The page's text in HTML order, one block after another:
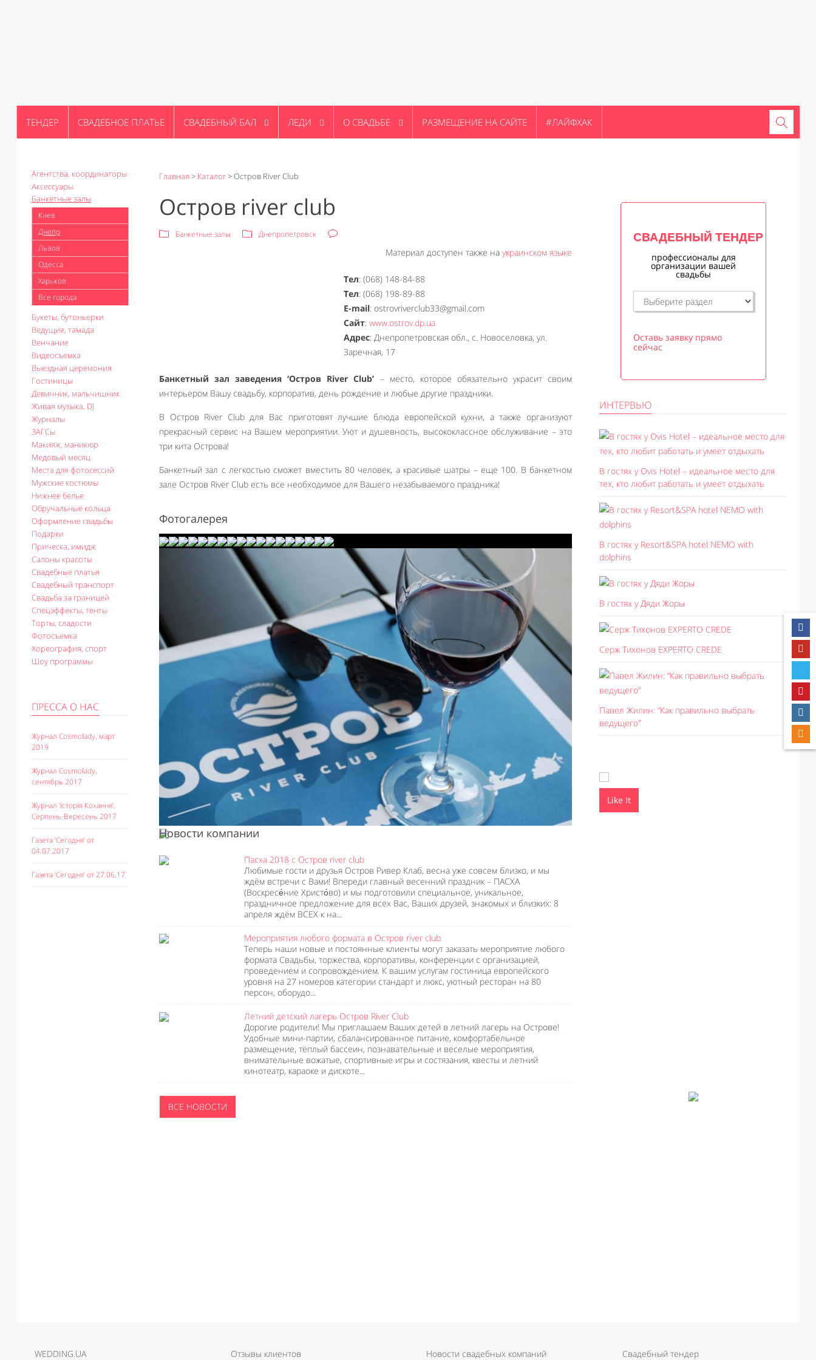
ТЕНДЕР СВАДЕБНОЕ ПЛАТЬЕ СВАДЕБНЫЙ БАЛ ЛЕДИ О СВАДЬБЕ РАЗМЕЩЕНИЕ НА САЙТЕ #ЛАЙФХАК
Агентства, координаторы
Аксессуары
Банкетные залы
Киев
Днепр
Львов
Одесса
Харьков
Все города
Букеты, бутоньерки
Ведущие, тамада
Венчание
Видеосъемка
Выездная церемония
Гостиницы
Девичник, мальчишник
Живая музыка, DJ
Журналы
ЗАГСы
Макияж, маникюр
Медовый месяц
Места для фотосессий
Мужские костюмы
Нижнее белье
Обручальные кольца
Оформление свадьбы
Подарки
Прическа, имидж
Салоны красоты
Свадебные платья
Свадебный транспорт
Свадьба за границей
Спецэффекты, тенты
Торты, сладости
Фотосъемка
Хореография, спорт
Шоу программы
ПРЕССА О НАС
Журнал Cosmolady, март
2019
Журнал Cosmolady,
сентябрь 2017
Журнал ‘Історія Кохання’,
Серпень-Вересень 2017
Газета ‘Сегодня’ от
04.07.2017
Газета ‘Сегодня’ от 27.06.17
Главная > Каталог>Остров River Club
Остров river club
Банкетные залы Днепропетровск
Материал доступен также на украинском языке
Тел: (068) 148-84-88
Тел: (068) 198-89-88
E-mail: ostrovriverclub33@gmail.com
Сайт:www.ostrov.dp.ua
Адрес: Днепропетровская обл., с. Новоселовка, ул.
Заречная, 17
Банкетный зал заведения ‘Остров River Club’ – место, которое обязательно украсит своим
интерьером Вашу свадьбу, корпоратив, день рождение и любые другие праздники.
В Остров River Club для Вас приготовят лучшие блюда европейской кухни, а также организуют
прекрасный сервис на Вашем мероприятии. Уют и душевность, высококлассное обслуживание – это
три кита Острова!
Банкетный зал с легкостью сможет вместить 80 человек, а красивые шатры – еще 100. В банкетном
зале Остров River Club есть все необходимое для Вашего незабываемого праздника!
Фотогалерея
Новости компании
Пасха 2018 с Остров river club
Любимые гости и друзья Остров Ривер Клаб, весна уже совсем близко, и мы
ждём встречи с Вами! Впереди главный весенний праздник – ПАСХА
(Воскресе́ние Христо́во) и мы подготовили специальное, уникальное,
праздничное предложение для всех Вас, Ваших друзей, знакомых и близких: 8
апреля ждём ВСЕХ к на...
Мероприятия любого формата в Остров river club
​Теперь наши новые и постоянные клиенты могут заказать мероприятие любого
формата Свадьбы, торжества, корпоративы, конференции с организацией,
проведением и сопровождением. К вашим услугам гостиница европейского
уровня на 27 номеров категории стандарт и люкс, уютный ресторан на 80
персон, оборудо...
Летний детский лагерь Остров River Club
Дорогие родители! Мы приглашаем Ваших детей в летний лагерь на Острове!
Удобные мини-партии, сбалансированное питание, комфортабельное
размещение, тёплый бассеин, познавательные и веселые мероприятия,
внимательные вожатые, спортивные игры и состязания, квесты и летний
кинотеатр, караоке и дискоте...
ВСЕ НОВОСТИ
СВАДЕБНЫЙ ТЕНДЕР
профессионалы для
организации вашей
свадьбы
Оставь заявку прямо
сейчас
ИНТЕРВЬЮ
В гостях у Ovis Hotel – идеальное место для
тех, кто любит работать и умеет отдыхать
В гостях у Resort&SPA hotel NEMO with
dolphins
В гостях у Дяди Жоры
Серж Тихонов EXPERTO CREDE
Павел Жилин: “Как правильно выбрать
ведущего”
Like It Like It
WEDDING.UA Отзывы клиентов Новости свадебных компаний Свадебный тендер